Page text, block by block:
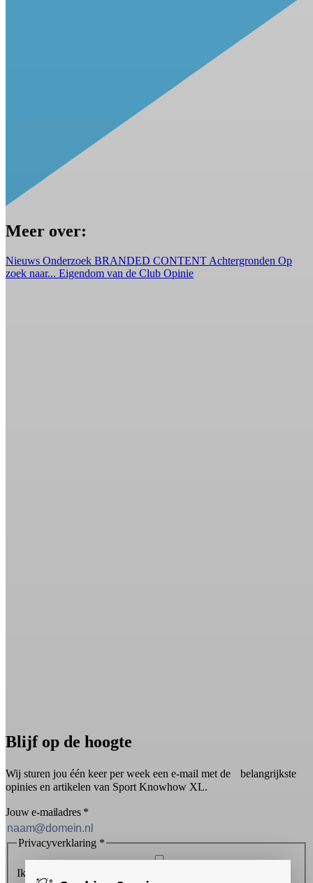
Meer over:
Nieuws Onderzoek BRANDED CONTENT Achtergronden Op
zoek naar... Eigendom van de Club Opinie
Blijf op de hoogte
Wij sturen jou één keer per week een e-mail met de belangrijkste
opinies en artikelen van Sport Knowhow XL.
Jouw e-mailadres *
Privacyverklaring *
Ik ontvang graag de nieuwsbrief en ga akkoord met de